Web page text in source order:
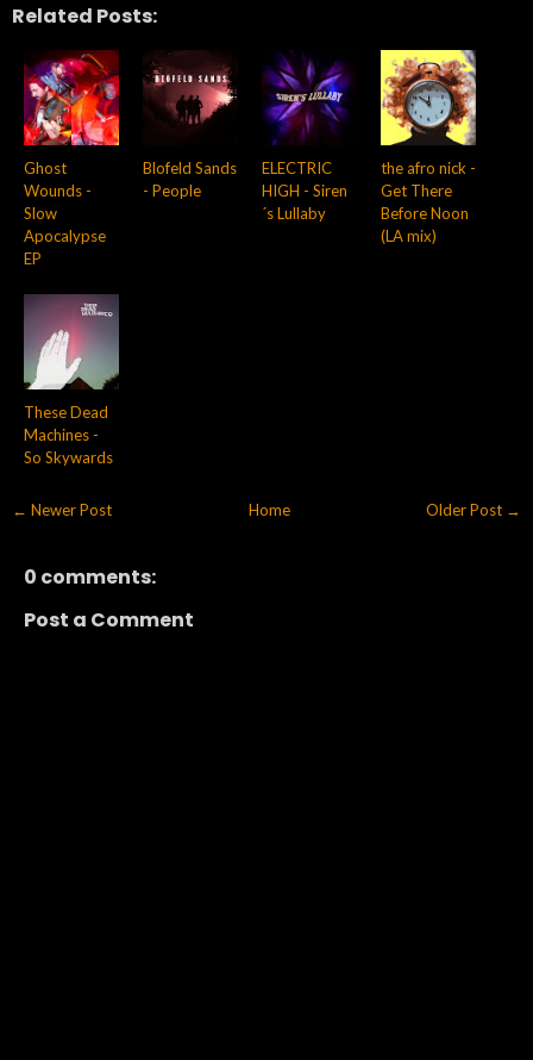
Related Posts:
Ghost
Wounds -
Slow
Apocalypse
EP
Blofeld Sands
- People
ELECTRIC
HIGH - Siren
´s Lullaby
the afro nick -
Get There
Before Noon
(LA mix)
These Dead
Machines -
So Skywards
← Newer Post Older Post →
Home
0 comments:
Post a Comment